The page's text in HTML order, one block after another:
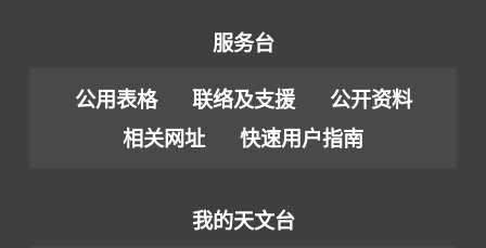
服务台
公用表格 联络及支援
公开资料
相关网址
快速用户指南
我的天文台